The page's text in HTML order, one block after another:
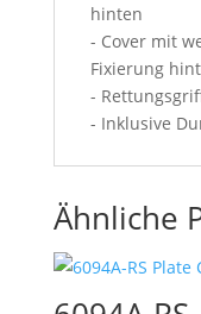
hinten
- Cover mit
Fixierung
-
- Inklusive
Ähnliche